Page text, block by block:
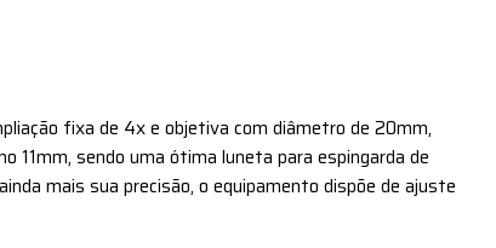
fixa de 4x e objetiva com diâmetro de 20mm,
11mm, sendo uma ótima luneta para espingarda de
mais sua precisão, o equipamento dispõe de ajuste